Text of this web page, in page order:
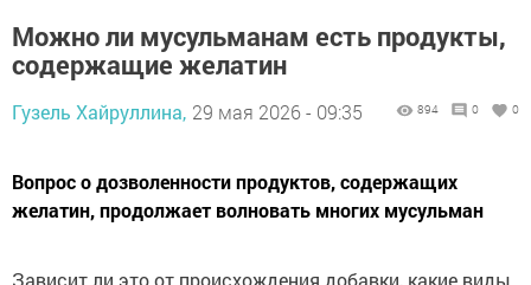
Можно ли мусульманам есть продукты,
содержащие желатин
Гузель Хайруллина, 29 мая 2026 - 09:35 894 0 0
Вопрос о дозволенности продуктов, содержащих
желатин, продолжает волновать многих мусульман